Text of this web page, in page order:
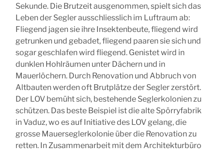
Sekunde. Die Brutzeit ausgenommen, spielt sich das
Leben der Segler ausschliesslich im Luftraum ab:
Fliegend jagen sie ihre Insektenbeute, fliegend wird
getrunken und gebadet, fliegend paaren sie sich und
sogar geschlafen wird fliegend. Genistet wird in
dunklen Hohlräumen unter Dächern und in
Mauerlöchern. Durch Renovation und Abbruch von
Altbauten werden oft Brutplätze der Segler zerstört.
Der LOV bemüht sich, bestehende Seglerkolonien zu
schützen. Das beste Beispiel ist die alte Spörryfabrik
in Vaduz, wo es auf Initiative des LOV gelang, die
grosse Mauerseglerkolonie über die Renovation zu
retten. In Zusammenarbeit mit dem Architekturbüro